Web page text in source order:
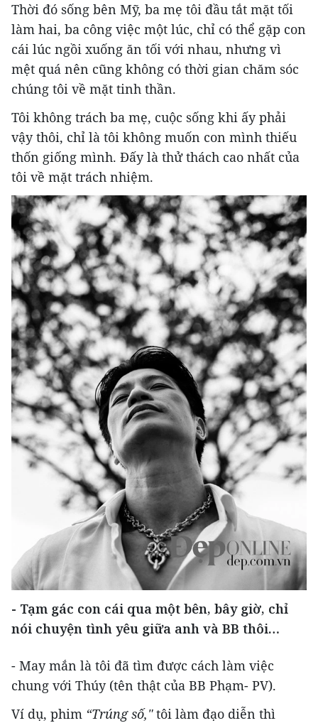
Thời đó sống bên Mỹ, ba mẹ tôi đầu tắt mặt tối
làm hai, ba công việc một lúc, chỉ có thể gặp con
cái lúc ngồi xuống ăn tối với nhau, nhưng vì
mệt quá nên cũng không có thời gian chăm sóc
chúng tôi về mặt tinh thần.
Tôi không trách ba mẹ, cuộc sống khi ấy phải
vậy thôi, chỉ là tôi không muốn con mình thiếu
thốn giống mình. Đấy là thử thách cao nhất của
tôi về mặt trách nhiệm.
- Tạm gác con cái qua một bên, bây giờ, chỉ
nói chuyện tình yêu giữa anh và BB thôi…
- May mắn là tôi đã tìm được cách làm việc
chung với Thúy (tên thật của BB Phạm- PV).
Ví dụ, phim “Trúng số,"tôi làm đạo diễn thì